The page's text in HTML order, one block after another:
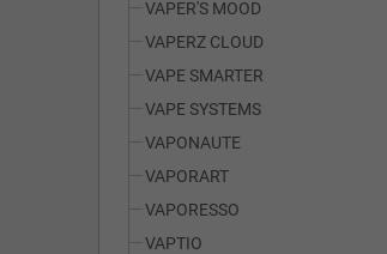
VAPER'S MOOD
VAPERZ CLOUD
VAPE SMARTER
VAPE SYSTEMS
VAPONAUTE
VAPORART
VAPORESSO
VAPTIO